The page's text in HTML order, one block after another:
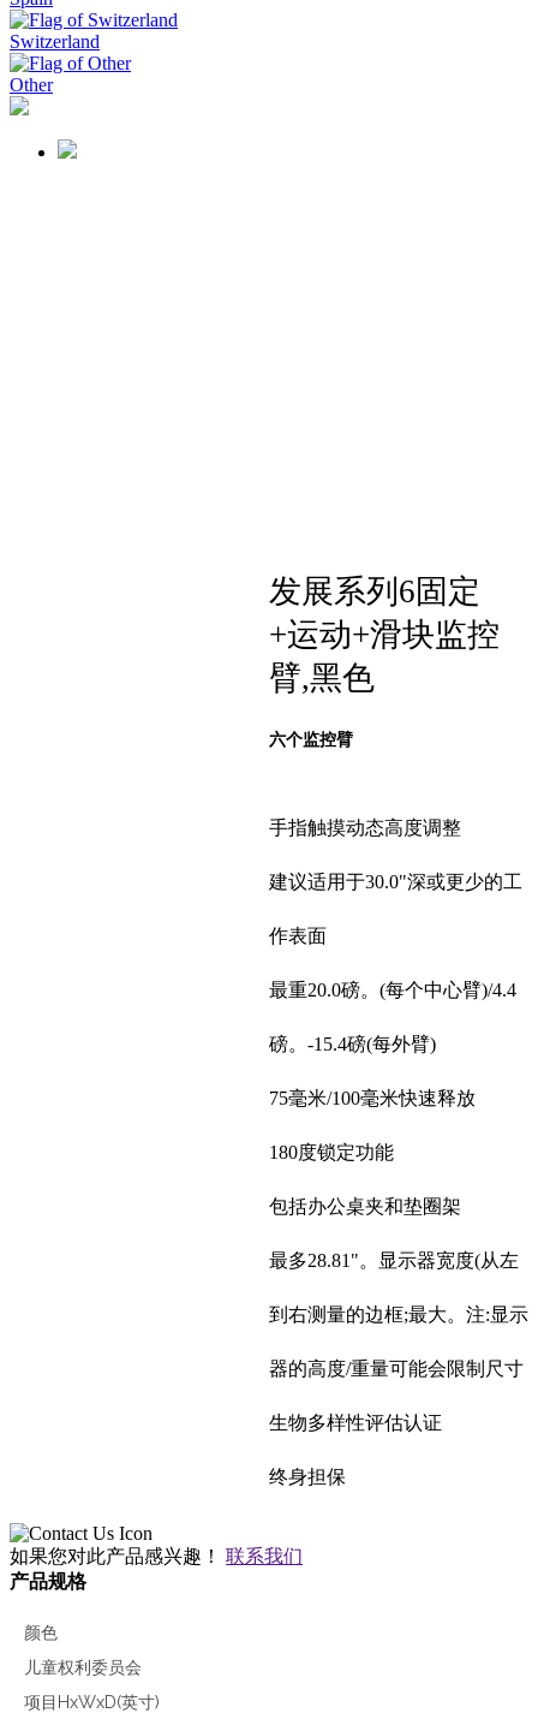
Switzerland
Other
发展系列6固定
+运动+滑块监控
臂,黑色
六个监控臂
手指触摸动态高度调整
建议适用于30.0"深或更少的工
作表面
最重20.0磅。(每个中心臂)/4.4
磅。-15.4磅(每外臂)
75毫米/100毫米快速释放
180度锁定功能
包括办公桌夹和垫圈架
最多28.81"。显示器宽度(从左
到右测量的边框;最大。注:显示
器的高度/重量可能会限制尺寸
生物多样性评估认证
终身担保
如果您对此产品感兴趣！ 联系我们
产品规格
颜色
儿童权利委员会
项目HxWxD(英寸)